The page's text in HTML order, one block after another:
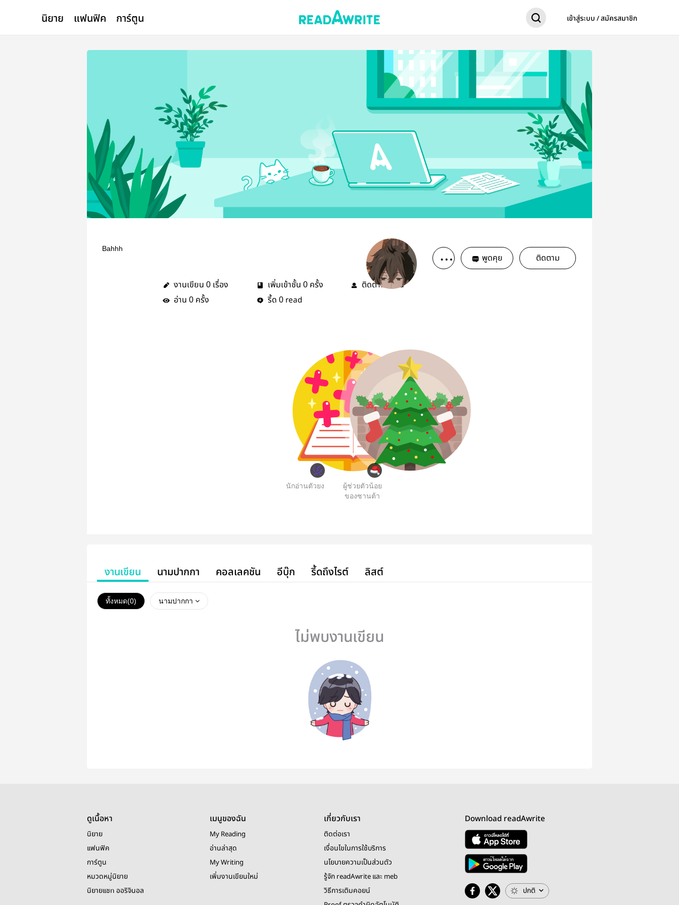
นิยาย แฟนฟิค การ์ตูน เข้าสู่ระบบ / สมัครสมาชิก
Bahhh
พูดคุย ติดตาม
งานเขียน 0 เรื่อง เพิ่มเข้าชั้น 0 ครั้ง ติดตาม0คน
อ่าน 0 ครั้ง รี้ด 0 read
นักอ่านตัวยง
ผู้ช่วยตัวน้อย
ของซานต้า
งานเขียน นามปากกา คอลเลคชัน อีบุ๊ก รี้ดถึงไรต์ ลิสต์
ทั้งหมด(0) นามปากกา
ไม่พบงานเขียน
ดูเนื้อหา
นิยาย
แฟนฟิค
การ์ตูน
หมวดหมู่นิยาย
นิยายแชท ออริจินอล
เมนูของฉัน
My Reading
อ่านล่าสุด
My Writing
เพิ่มงานเขียนใหม่
เกี่ยวกับเรา
ติดต่อเรา
เงื่อนไขในการใช้บริการ
นโยบายความเป็นส่วนตัว
รู้จัก readAwrite และ meb
วิธีการเติมคอยน์
Download readAwrite
ปกติ